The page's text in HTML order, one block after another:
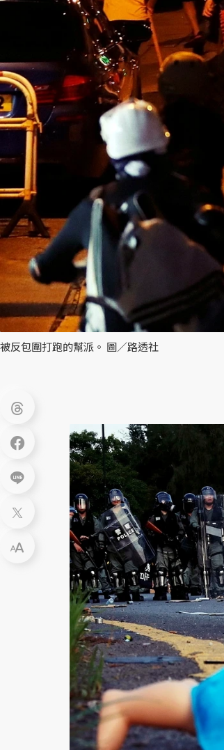
被反包圍打跑的幫派。 圖／路透社